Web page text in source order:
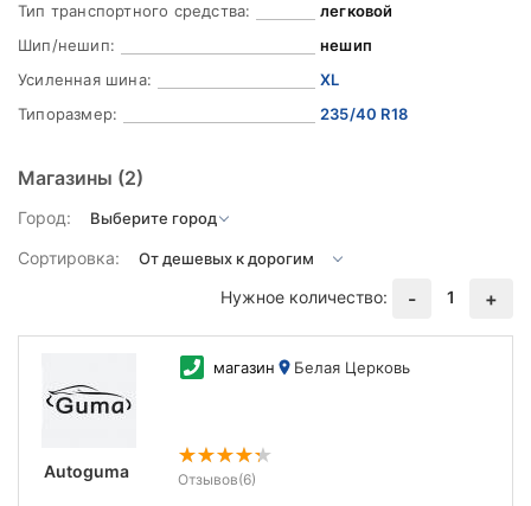
Тип транспортного средства:
легковой
Шип/нешип:
нешип
Усиленная шина:
XL
Типоразмер:
235/40 R18
Магазины (2)
Город:
Сортировка:
Нужное количество:
- 1 +
Autoguma
магазин Белая Церковь
Отзывов(6)